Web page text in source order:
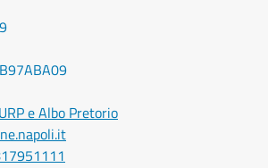
e Albo Pretorio